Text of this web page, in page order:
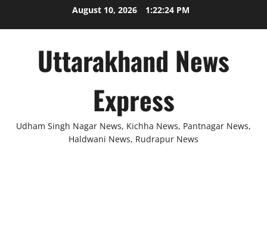
August 10, 2026 1:22:24 PM
Uttarakhand News
Express
Udham Singh Nagar News, Kichha News, Pantnagar News,
Haldwani News, Rudrapur News